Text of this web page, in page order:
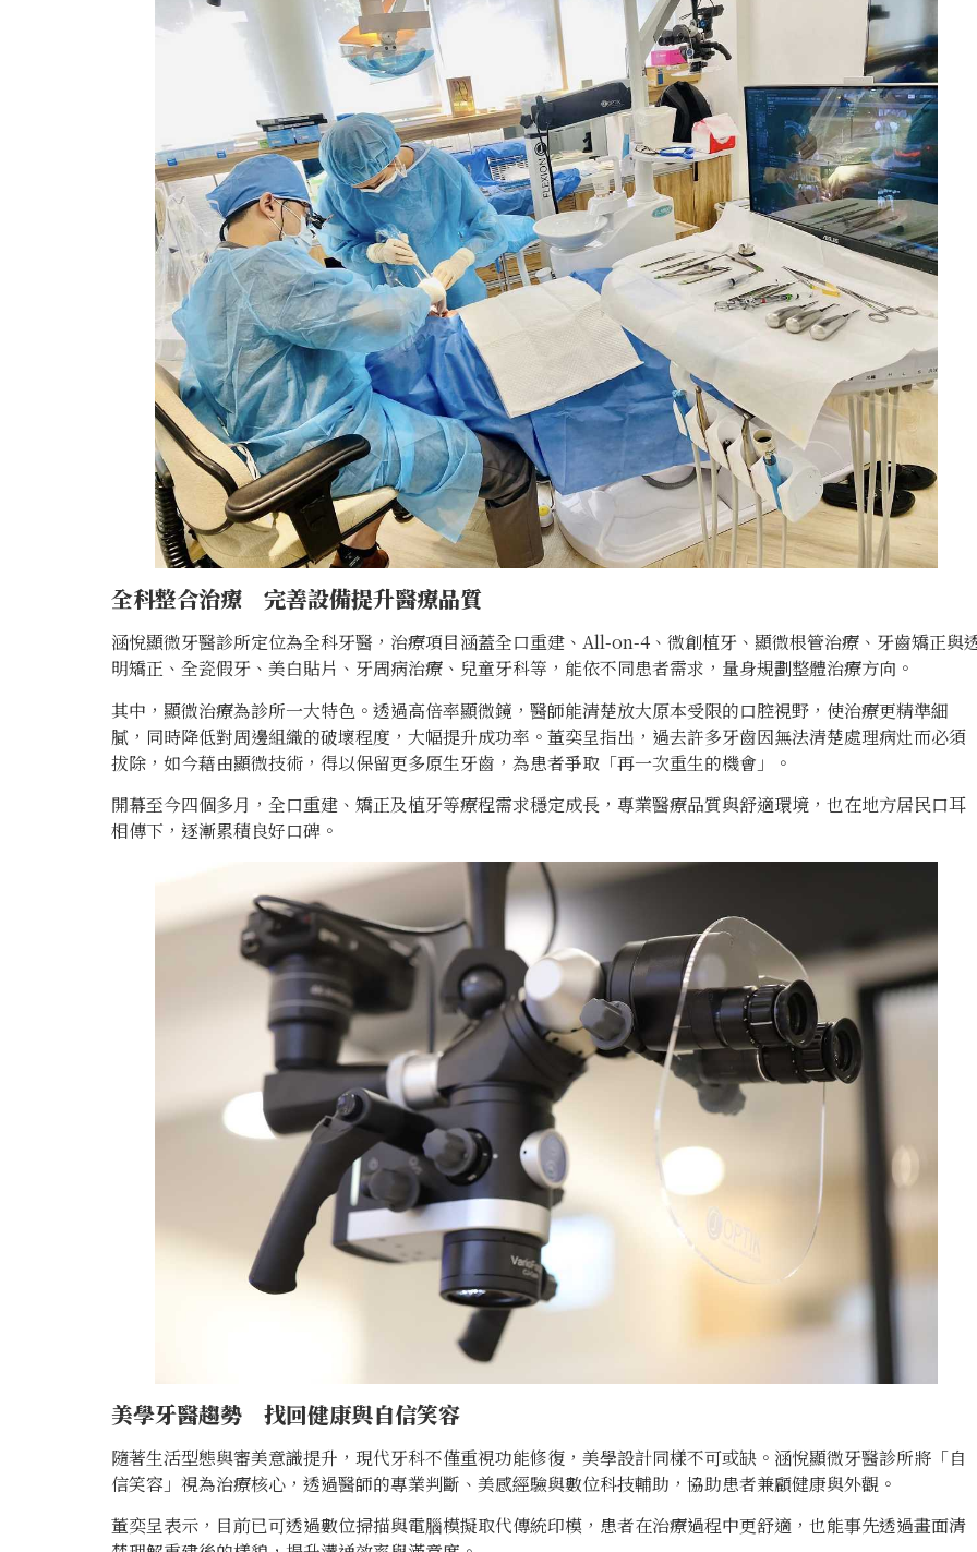
全科整合治療 完善設備提升醫療品質
涵悅顯微牙醫診所定位為全科牙醫，治療項目涵蓋全口重建、All-on-4、微創植牙、顯微根管治療、牙齒矯正與
明矯正、全瓷假牙、美白貼片、牙周病治療、兒童牙科等，能依不同患者需求，量身規劃整體治療方向。
其中，顯微治療為診所一大特色。透過高倍率顯微鏡，醫師能清楚放大原本受限的口腔視野，使治療更精準細
膩，同時降低對周邊組織的破壞程度，大幅提升成功率。董奕呈指出，過去許多牙齒因無法清楚處理病灶而必須
拔除，如今藉由顯微技術，得以保留更多原生牙齒，為患者爭取「再一次重生的機會」。
開幕至今四個多月，全口重建、矯正及植牙等療程需求穩定成長，專業醫療品質與舒適環境，也在地方居民口耳
相傳下，逐漸累積良好口碑。
美學牙醫趨勢 找回健康與自信笑容
隨著生活型態與審美意識提升，現代牙科不僅重視功能修復，美學設計同樣不可或缺。涵悅顯微牙醫診所將「自
信笑容」視為治療核心，透過醫師的專業判斷、美感經驗與數位科技輔助，協助患者兼顧健康與外觀。
董奕呈表示，目前已可透過數位掃描與電腦模擬取代傳統印模，患者在治療過程中更舒適，也能事先透過畫面清